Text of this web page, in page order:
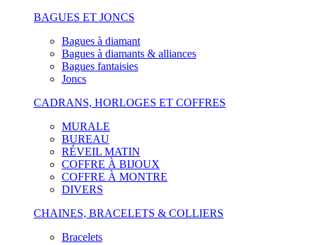
BAGUES ET JONCS
Bagues à diamant
Bagues à diamants & alliances
Bagues fantaisies
Joncs
CADRANS, HORLOGES ET COFFRES
MURALE
BUREAU
RÉVEIL MATIN
COFFRE À BIJOUX
COFFRE À MONTRE
DIVERS
CHAINES, BRACELETS & COLLIERS
Bracelets